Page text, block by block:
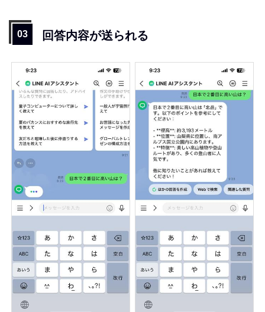
回答内容が送られる